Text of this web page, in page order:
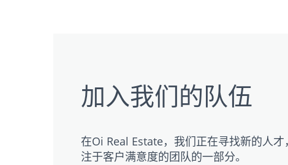
加入我们的队伍
在Oi Real Estate，我们正在寻找新的人
注于客户满意度的团队的一部分。